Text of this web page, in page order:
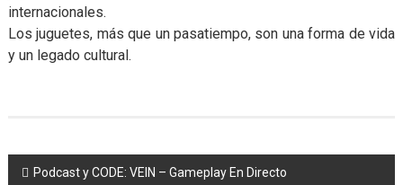
internacionales.
Los juguetes, más que un pasatiempo, son una forma de vida
y un legado cultural.
Navegación
Podcast y CODE: VEIN – Gameplay En Directo